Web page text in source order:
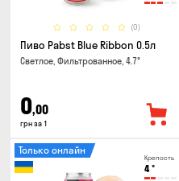
(0)
Пиво Pabst Blue Ribbon 0.5л
Светлое, Фильтрованное, 4.7°
0,00
грн за 1
Крепость
4°
Только онлайн